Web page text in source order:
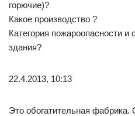
горючие)?
Какое производство ?
Категория пожароопасности и
здания?
22.4.2013, 10:13
Это обогатительная фабрика.